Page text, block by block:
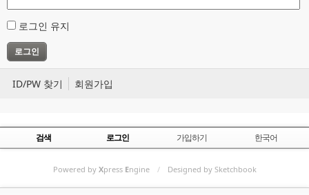
로그인 유지
ID/PW 찾기 회원가입
검색 로그인 가입하기 한국어
Powered by Xpress Engine / Designed by Sketchbook